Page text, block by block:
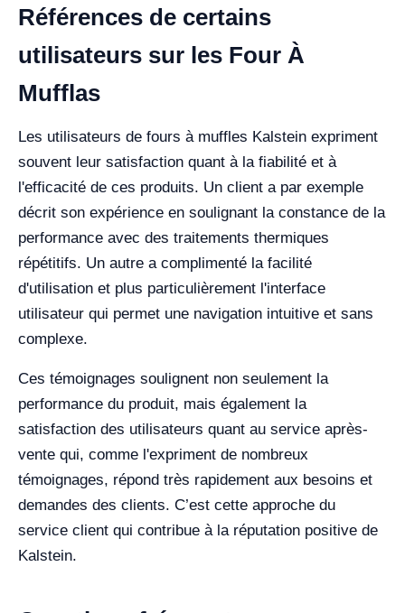
Références de certains
utilisateurs sur les Four À
Mufflas
Les utilisateurs de fours à muffles Kalstein expriment
souvent leur satisfaction quant à la fiabilité et à
l'efficacité de ces produits. Un client a par exemple
décrit son expérience en soulignant la constance de la
performance avec des traitements thermiques
répétitifs. Un autre a complimenté la facilité
d'utilisation et plus particulièrement l'interface
utilisateur qui permet une navigation intuitive et sans
complexe.
Ces témoignages soulignent non seulement la
performance du produit, mais également la
satisfaction des utilisateurs quant au service après-
vente qui, comme l'expriment de nombreux
témoignages, répond très rapidement aux besoins et
demandes des clients. C’est cette approche du
service client qui contribue à la réputation positive de
Kalstein.